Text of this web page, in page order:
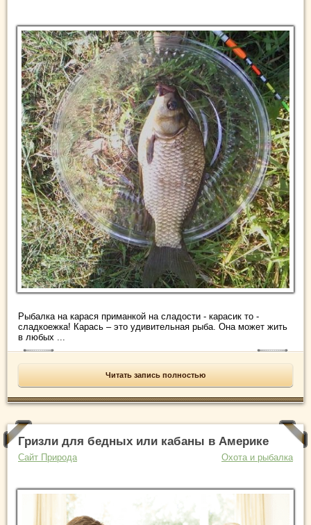
Рыбалка на карася приманкой на сладости - карасик то -
сладкоежка! Карась – это удивительная рыба. Она может жить
в любых ...
Читать запись полностью
Гризли для бедных или кабаны в Америке
Сайт Природа Охота и рыбалка